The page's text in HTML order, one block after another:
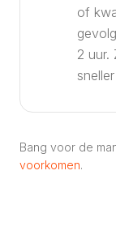
of
2 uur.
Bang voor de
voorkomen.